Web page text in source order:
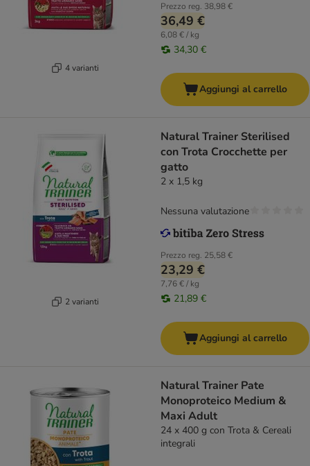
4 varianti
Prezzo reg. 38,98 €
36,49 €
6,08 € / kg
34,30 €
Aggiungi al carrello
2 varianti
Natural Trainer Sterilised
con Trota Crocchette per
gatto
2 x 1,5 kg
Prezzo reg. 25,58 €
23,29 €
7,76 € / kg
21,89 €
Nessuna valutazione
Aggiungi al carrello
Natural Trainer Pate
Monoproteico Medium &
Maxi Adult
24 x 400 g con Trota & Cereali
integrali